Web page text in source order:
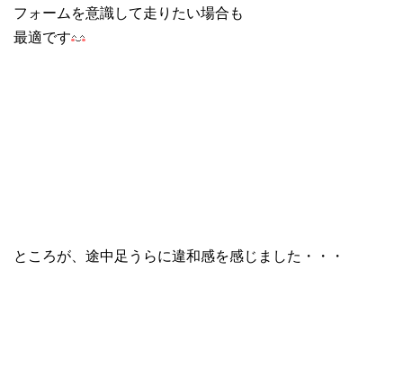
フォームを意識して走りたい場合も
最適です
ところが、途中足うらに違和感を感じました・・・